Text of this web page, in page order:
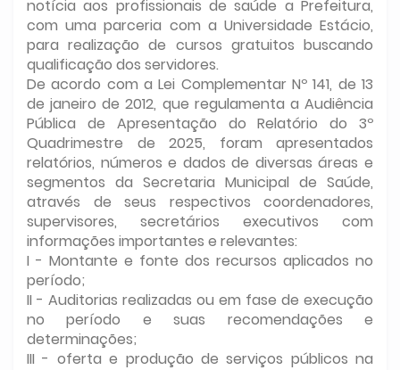
notícia aos profissionais de saúde a Prefeitura,
com uma parceria com a Universidade Estácio,
para realização de cursos gratuitos buscando
qualificação dos servidores.
De acordo com a Lei Complementar Nº 141, de 13
de janeiro de 2012, que regulamenta a Audiência
Pública de Apresentação do Relatório do 3º
Quadrimestre de 2025, foram apresentados
relatórios, números e dados de diversas áreas e
segmentos da Secretaria Municipal de Saúde,
através de seus respectivos coordenadores,
supervisores, secretários executivos com
informações importantes e relevantes:
I - Montante e fonte dos recursos aplicados no
período;
II - Auditorias realizadas ou em fase de execução
no período e suas recomendações e
determinações;
III - oferta e produção de serviços públicos na